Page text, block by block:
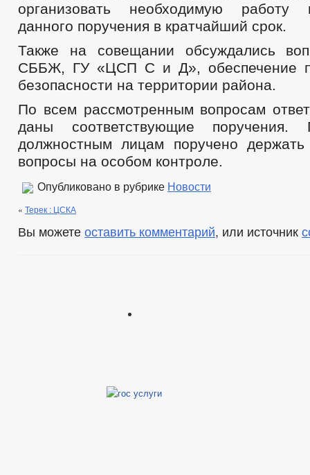
организовать необходимую работу
данного поручения в кратчайший срок.
Также на совещании обсуждались
СББЖ, ГУ «ЦСП С и Д», обеспечение
безопасности на территории района.
По всем рассмотренным вопросам
даны соответствующие поручения.
должностным лицам поручено держать
вопросы на особом контроле.
Опубликовано в рубрике Новости
« Терек : ЦСКА
Вы можете оставить комментарий, или источник